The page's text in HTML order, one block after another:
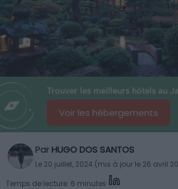
Trouver les meilleurs hôtels au
Voir les hébergements
Par HUGO DOS SANTOS
Le 20 juillet, 2024 (mis à jour le 26 avril
Temps de lecture: 6 minutes